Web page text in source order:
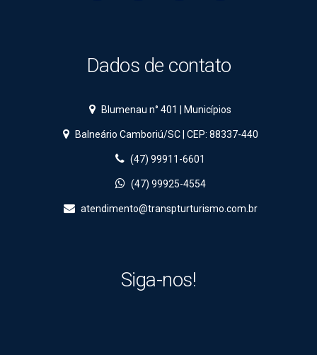
Dados de contato
Blumenau n° 401 | Municípios
Balneário Camboriú/SC | CEP: 88337-440
(47) 99911-6601
(47) 99925-4554
atendimento@transpturturismo.com.br
Siga-nos!